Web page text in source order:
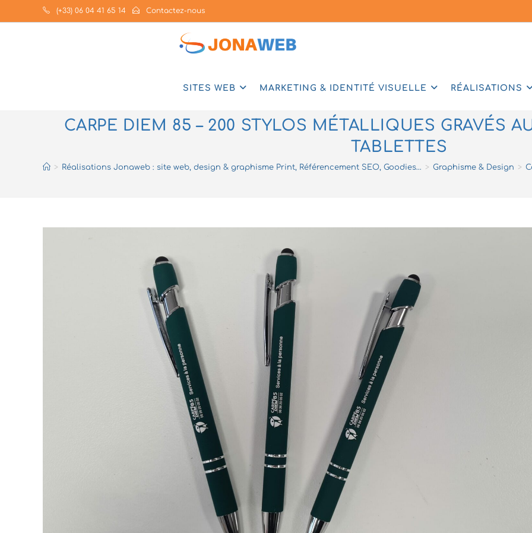
to
(+33) 06 04 41 65 14 Contactez-nous
SITES WEB MARKETING & IDENTITÉ VISUELLE RÉALISATIONS
CARPE DIEM 85 – 200 STYLOS MÉTALLIQUES GRAVÉS
TABLETTES
> Réalisations Jonaweb : site web, design & graphisme Print, Référencement SEO, Goodies… > Graphisme & Design >